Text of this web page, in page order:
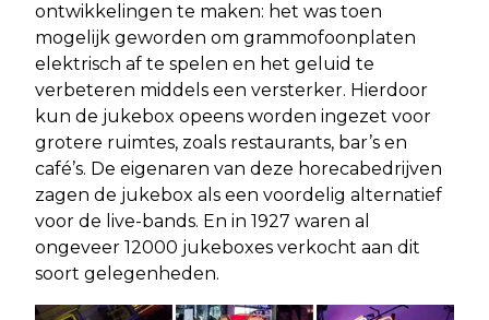
ontwikkelingen te maken: het was toen
mogelijk geworden om grammofoonplaten
elektrisch af te spelen en het geluid te
verbeteren middels een versterker. Hierdoor
kun de jukebox opeens worden ingezet voor
grotere ruimtes, zoals restaurants, bar’s en
café’s. De eigenaren van deze horecabedrijven
zagen de jukebox als een voordelig alternatief
voor de live-bands. En in 1927 waren al
ongeveer 12000 jukeboxes verkocht aan dit
soort gelegenheden.